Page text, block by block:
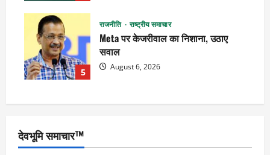
5
राजनीति राष्ट्रीय समाचार
Meta पर केजरीवाल का निशाना, उठाए
सवाल
August 6, 2026
देवभूमि समाचार™